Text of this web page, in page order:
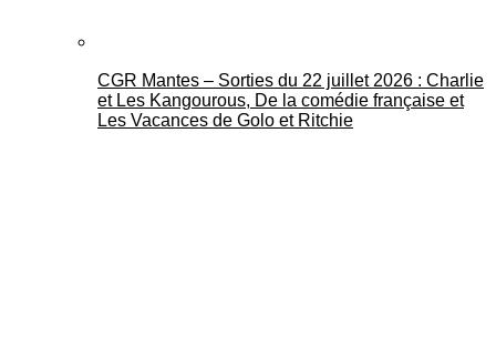
CGR Mantes – Sorties du 22 juillet 2026 : Charlie
et Les Kangourous, De la comédie française et
Les Vacances de Golo et Ritchie